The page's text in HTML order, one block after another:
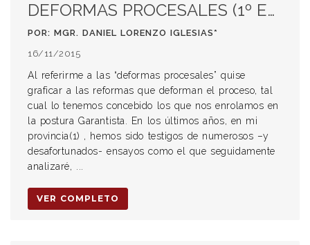
DEFORMAS PROCESALES (1º ENTREGA).
POR: MGR. DANIEL LORENZO IGLESIAS*
16/11/2015
Al referirme a las “deformas procesales” quise
graficar a las reformas que deforman el proceso, tal
cual lo tenemos concebido los que nos enrolamos en
la postura Garantista. En los últimos años, en mi
provincia(1) , hemos sido testigos de numerosos –y
desafortunados- ensayos como el que seguidamente
analizaré, ...
VER COMPLETO